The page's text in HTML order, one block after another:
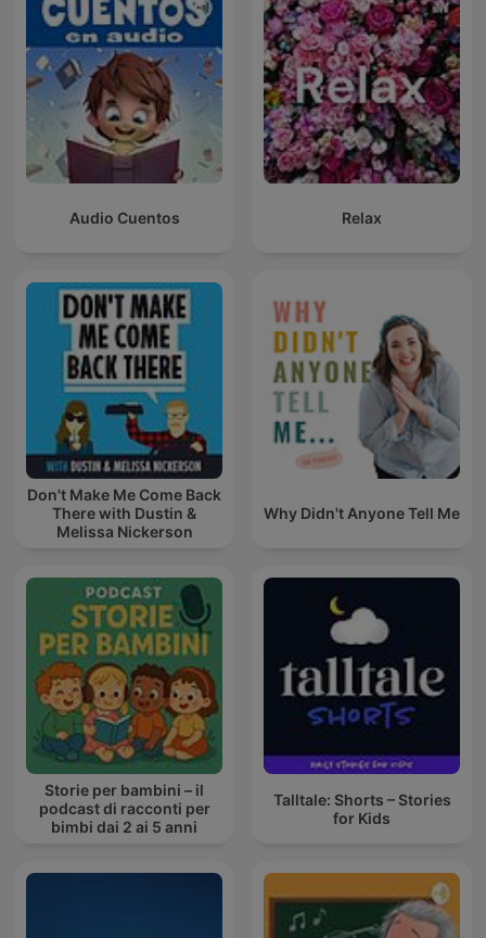
Audio Cuentos Relax
Don't Make Me Come Back
There with Dustin &
Melissa Nickerson
Why Didn't Anyone Tell Me
Storie per bambini – il
podcast di racconti per
bimbi dai 2 ai 5 anni
Talltale: Shorts – Stories
for Kids